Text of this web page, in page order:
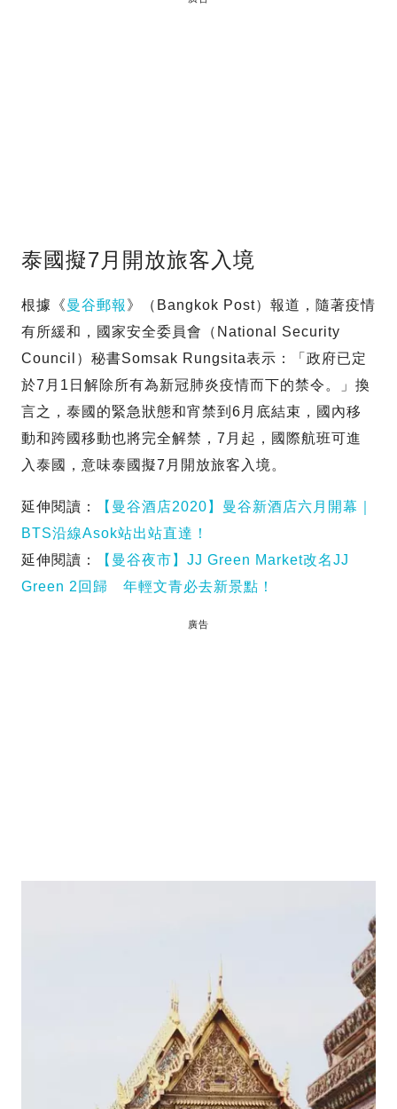
泰國擬7月開放旅客入境
根據《曼谷郵報 》（Bangkok Post）報道，隨著疫情
有所緩和，國家安全委員會（National Security
Council）秘書Somsak Rungsita表示：「政府已定
於7月1日解除所有為新冠肺炎疫情而下的禁令。」換
言之，泰國的緊急狀態和宵禁到6月底結束，國內移
動和跨國移動也將完全解禁，7月起，國際航班可進
入泰國，意味泰國擬7月開放旅客入境。
延伸閱讀：
【曼谷酒店2020】曼谷新酒店六月開幕｜
BTS沿線Asok站出站直達！
延伸閱讀：
【曼谷夜市】JJ Green Market改名JJ
Green 2回歸 年輕文青必去新景點！
廣告